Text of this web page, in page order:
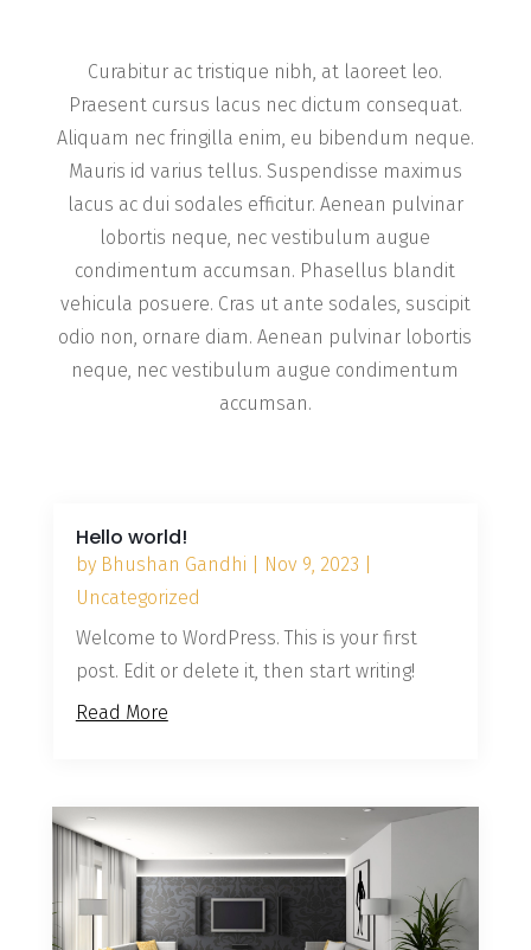
Curabitur ac tristique nibh, at laoreet leo.
Praesent cursus lacus nec dictum consequat.
Aliquam nec fringilla enim, eu bibendum neque.
Mauris id varius tellus. Suspendisse maximus
lacus ac dui sodales efficitur. Aenean pulvinar
lobortis neque, nec vestibulum augue
condimentum accumsan. Phasellus blandit
vehicula posuere. Cras ut ante sodales, suscipit
odio non, ornare diam. Aenean pulvinar lobortis
neque, nec vestibulum augue condimentum
accumsan.
Hello world!
by Bhushan Gandhi Nov 9, 2023
Uncategorized
Welcome to WordPress. This is your first
post. Edit or delete it, then start writing!
Read More